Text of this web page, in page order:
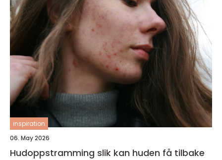
inspiration
06. May 2026
Hudoppstramming slik kan huden få tilbake